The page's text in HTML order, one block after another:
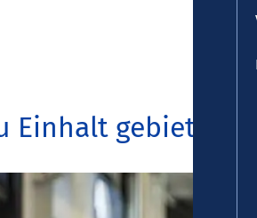
Einhalt gebieten!